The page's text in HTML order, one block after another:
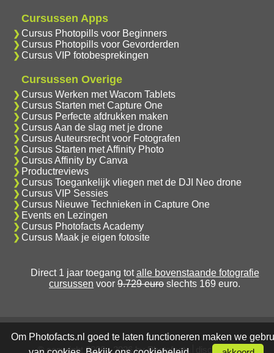
Cursussen Apps
Cursus Photopills voor Beginners
Cursus Photopills voor Gevorderden
Cursus VIP fotobesprekingen
Cursussen Overige
Cursus Werken met Wacom Tablets
Cursus Starten met Capture One
Cursus Perfecte afdrukken maken
Cursus Aan de slag met je drone
Cursus Auteursrecht voor Fotografen
Cursus Starten met Affinity Photo
Cursus Affinity by Canva
Productreviews
Cursus Toegankelijk vliegen met de DJI Neo drone
Cursus VIP Sessies
Cursus Nieuwe Technieken in Capture One
Events en Lezingen
Cursus Photofacts Academy
Cursus Maak je eigen fotosite
Direct 1 jaar toegang totalle bovenstaande fotografie
cursussen voor 9.729 euro slechts 169 euro.
© copyright 2006 - 2026 by Photofacts disclaimer
Om Photofacts.nl goed te laten functioneren maken we